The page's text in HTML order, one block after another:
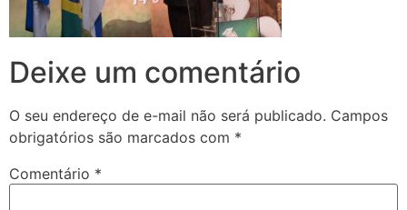
Deixe um comentário
O seu endereço de e-mail não será publicado. Campos
obrigatórios são marcados com *
Comentário *